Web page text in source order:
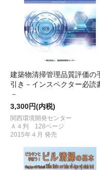
建築物清掃管理品質評価の
引き－インスペクター必読
－
3,300円(内税)
関西環境開発センター
Ａ４判 128ページ
2015年４月 発売